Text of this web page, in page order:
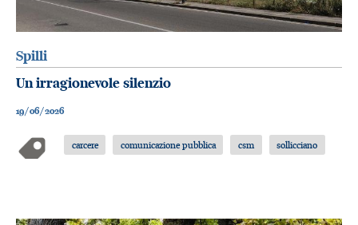
Spilli
Un irragionevole silenzio
19/06/2026
carcere comunicazione pubblica csm sollicciano